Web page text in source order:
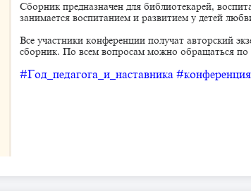
Сборник предназначен для библиотекарей,
занимается воспитанием и развитием у детей
Все участники конференции получат авторский
сборник. По всем вопросам можно обращаться по
#Год_педагога_и_наставника #конференция